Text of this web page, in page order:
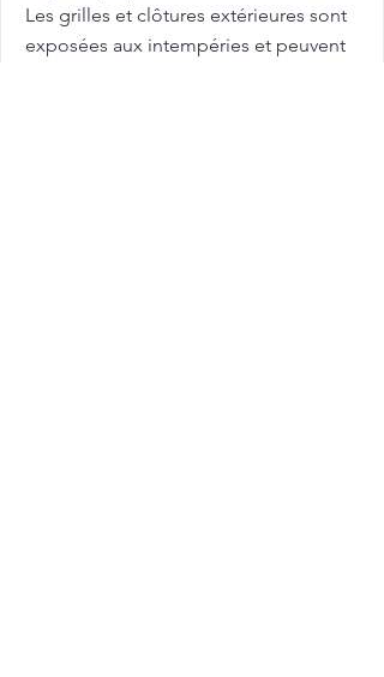
Les grilles et clôtures extérieures sont
exposées aux intempéries et peuvent